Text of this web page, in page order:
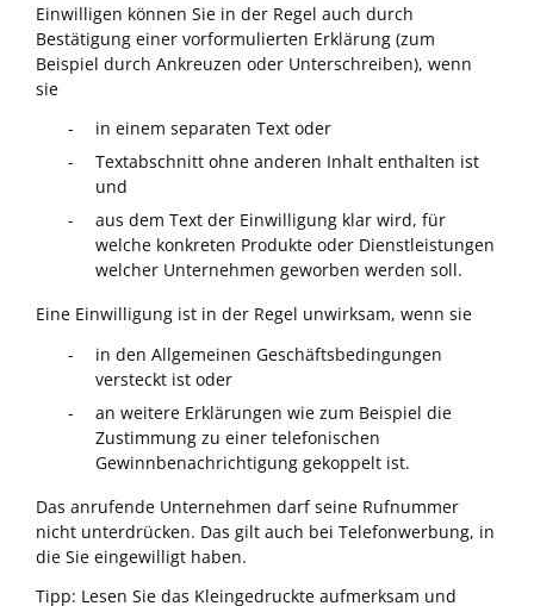
Einwilligen können Sie in der Regel auch durch
Bestätigung einer vorformulierten Erklärung (zum
Beispiel durch Ankreuzen oder Unterschreiben), wenn
sie
in einem separaten Text oder
Textabschnitt ohne anderen Inhalt enthalten ist
und
aus dem Text der Einwilligung klar wird, für
welche konkreten Produkte oder Dienstleistungen
welcher Unternehmen geworben werden soll.
Eine Einwilligung ist in der Regel unwirksam, wenn sie
in den Allgemeinen Geschäftsbedingungen
versteckt ist oder
an weitere Erklärungen wie zum Beispiel die
Zustimmung zu einer telefonischen
Gewinnbenachrichtigung gekoppelt ist.
Das anrufende Unternehmen darf seine Rufnummer
nicht unterdrücken. Das gilt auch bei Telefonwerbung, in
die Sie eingewilligt haben.
Tipp: Lesen Sie das Kleingedruckte aufmerksam und